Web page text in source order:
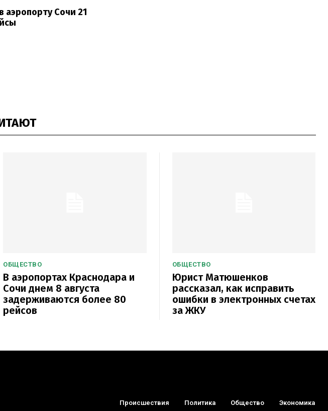
аэропорту Сочи 21
ОБЩЕСТВО
В аэропортах Краснодара и
Сочи днем 8 августа
задерживаются более 80
рейсов
ОБЩЕСТВО
Юрист Матюшенков
рассказал, как исправить
ошибки в электронных счетах
за ЖКУ
Происшествия Политика Общество Экономика